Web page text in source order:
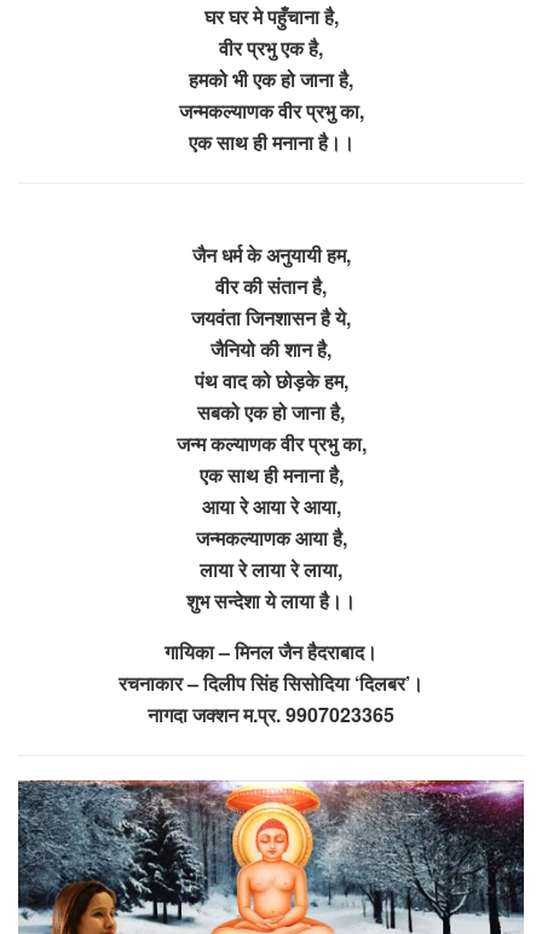
घर घर मे पहुँचाना है,
वीर प्रभु एक है,
हमको भी एक हो जाना है,
जन्मकल्याणक वीर प्रभु का,
एक साथ ही मनाना है।।
जैन धर्म के अनुयायी हम,
वीर की संतान है,
जयवंता जिनशासन है ये,
जैनियो की शान है,
पंथ वाद को छोड़के हम,
सबको एक हो जाना है,
जन्म कल्याणक वीर प्रभु का,
एक साथ ही मनाना है,
आया रे आया रे आया,
जन्मकल्याणक आया है,
लाया रे लाया रे लाया,
शुभ सन्देशा ये लाया है।।
गायिका – मिनल जैन हैदराबाद।
रचनाकार – दिलीप सिंह सिसोदिया ‘दिलबर’।
नागदा जक्शन म.प्र. 9907023365